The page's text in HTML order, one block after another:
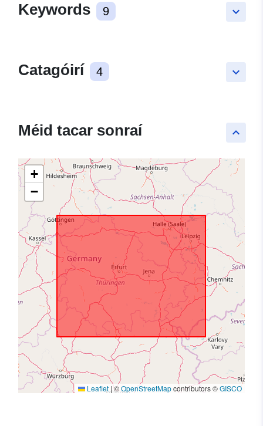
keyboard_arrow_down
Keywords 9
keyboard_arrow_down
Catagóirí 4
keyboard_arrow_up
Méid tacar sonraí
+
−
Leaflet |©OpenStreetMapcontributors ©GISCO